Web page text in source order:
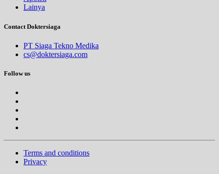
Lainya
Contact Doktersiaga
PT Siaga Tekno Medika
cs@doktersiaga.com
Follow us
Terms and conditions
Privacy